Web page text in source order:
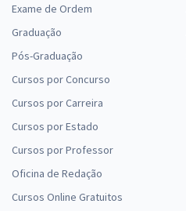
Exame de Ordem
Graduação
Pós-Graduação
Cursos por Concurso
Cursos por Carreira
Cursos por Estado
Cursos por Professor
Oficina de Redação
Cursos Online Gratuitos